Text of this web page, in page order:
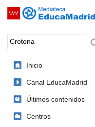
Saltar navegación
Palabra o frase:
Inicio
Canal EducaMadrid
Últimos contenidos
Centros